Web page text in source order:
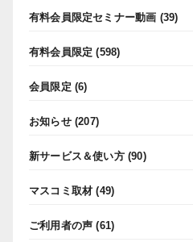
有料会員限定セミナー動画 (39)
有料会員限定 (598)
会員限定 (6)
お知らせ(207)
新サービス＆使い方(90)
マスコミ取材 (49)
ご利用者の声 (61)